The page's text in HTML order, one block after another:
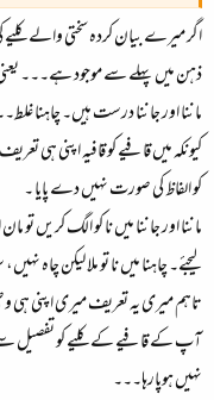
خود ہی کرتا ہے وضاحت اپنی فطرت
وقت سے پہلے کسی کو جاننا اچھا نہیں
اگر میرے بیان کردہ سختی والے
ذہن میں پہلے سے موجود ہے۔۔۔
ماننا اور جاننا درست ہیں۔ چاہنا
کیونکہ میں قافیے کو قافیہ اپنی ہی
کو الفاظ کی صورت نہیں دے پایا ۔
ماننا اور جاننا میں نا کو الگ کریں
لیجئے۔ چاہنا میں نا تو ملا لیکن چاہ
تاہم میری یہ تعریف میری اپنی
آپ کے قافیے کے کلیے کو تفصیل سے
نہیں ہوپارہا۔۔۔